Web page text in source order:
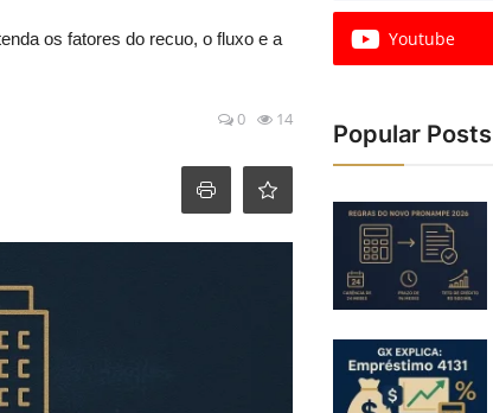
os fatores do recuo, o fluxo e a
0 14
Youtube
Popular Posts